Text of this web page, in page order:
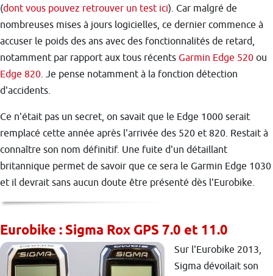
(dont vous pouvez retrouver un test ici). Car malgré de
nombreuses mises à jours logicielles, ce dernier commence à
accuser le poids des ans avec des fonctionnalités de retard,
notamment par rapport aux tous récents Garmin Edge 520 ou
Edge 820. Je pense notamment à la fonction détection
d'accidents.
Ce n'était pas un secret, on savait que le Edge 1000 serait
remplacé cette année après l'arrivée des 520 et 820. Restait à
connaître son nom définitif. Une fuite d'un détaillant
britannique permet de savoir que ce sera le Garmin Edge 1030
et il devrait sans aucun doute être présenté dès l'Eurobike.
Eurobike : Sigma Rox GPS 7.0 et 11.0
Sur l'Eurobike 2013,
Sigma dévoilait son